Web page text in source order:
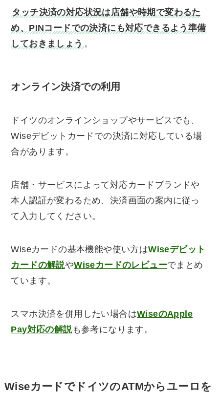
タッチ決済の対応状況は店舗や時期で変わるた
め、PINコードでの決済にも対応できるよう準備
しておきましょう 。
オンライン決済での利用
ドイツのオンラインショップやサービスでも、
Wiseデビットカードでの決済に対応している場
合があります。
店舗・サービスによって対応カードブランドや
本人認証が変わるため、決済画面の案内に従っ
て入力してください。
Wiseカードの基本機能や使い方はWiseデビット
カードの解説やWiseカードのレビューでまとめ
ています。
スマホ決済を併用したい場合はWiseのApple
Pay対応の解説も参考になります。
WiseカードでドイツのATMからユーロを